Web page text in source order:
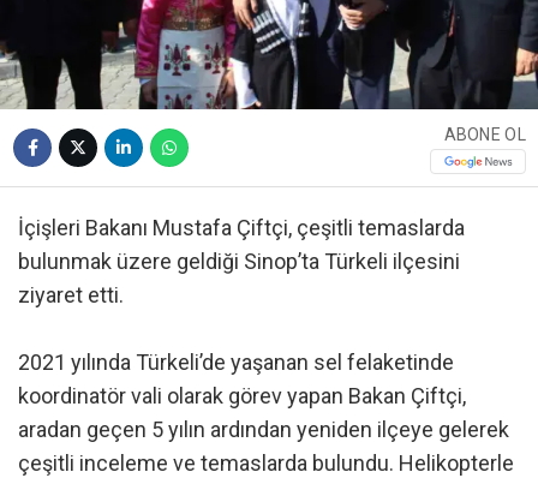
ABONE OL
İçişleri Bakanı Mustafa Çiftçi, çeşitli temaslarda
bulunmak üzere geldiği Sinop’ta Türkeli ilçesini
ziyaret etti.
2021 yılında Türkeli’de yaşanan sel felaketinde
koordinatör vali olarak görev yapan Bakan Çiftçi,
aradan geçen 5 yılın ardından yeniden ilçeye gelerek
çeşitli inceleme ve temaslarda bulundu. Helikopterle